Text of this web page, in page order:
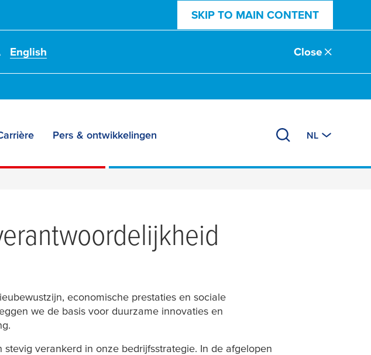
SKIP TO MAIN CONTENT
English Close
Pers & ontwikkelingen NL
economische prestaties en sociale
we de basis voor duurzame innovaties en
verankerd in onze bedrijfsstrategie. In de afgelopen